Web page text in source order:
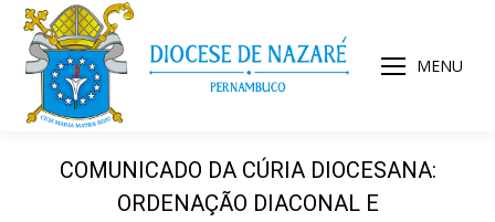
MENU
COMUNICADO DA CÚRIA DIOCESANA:
ORDENAÇÃO DIACONAL E